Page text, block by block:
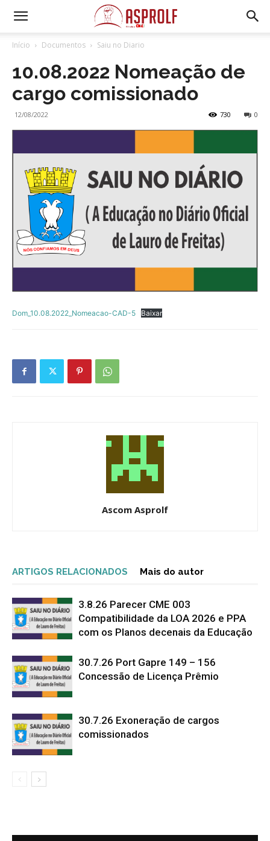
Início Documentos Saiu no Diario
10.08.2022 Nomeação de
cargo comissionado
12/08/2022 0
730
Dom_10.08.2022_Nomeacao-CAD-5 Baixar
Ascom Asprolf
ARTIGOS RELACIONADOS Mais do autor
3.8.26 Parecer CME 003
Compatibilidade da LOA 2026 e PPA
com os Planos decenais da Educação
30.7.26 Port Gapre 149 – 156
Concessão de Licença Prêmio
30.7.26 Exoneração de cargos
comissionados